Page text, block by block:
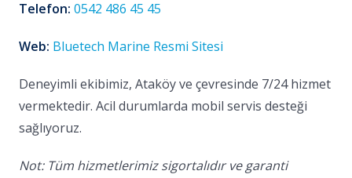
Telefon: 0542 486 45 45
Web: Bluetech Marine Resmi Sitesi
Deneyimli ekibimiz, Ataköy ve çevresinde 7/24 hizmet
vermektedir. Acil durumlarda mobil servis desteği
sağlıyoruz.
Not: Tüm hizmetlerimiz sigortalıdır ve garanti